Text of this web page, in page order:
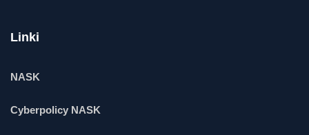
Linki
NASK
Cyberpolicy NASK